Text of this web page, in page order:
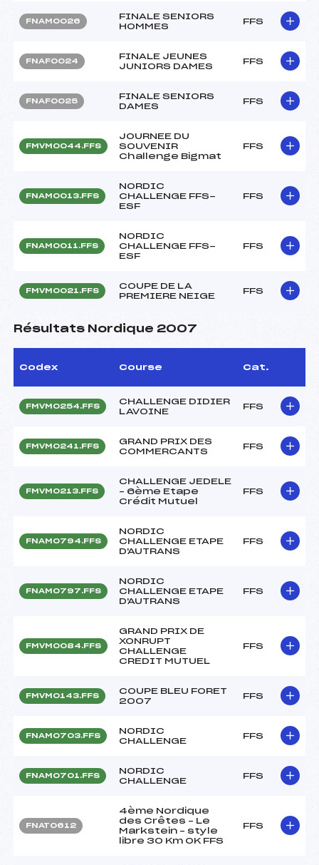
FNAM0026
FINALE SENIORS
HOMMES
FFS
FNAF0024
FINALE JEUNES
JUNIORS DAMES
FFS
FNAF0025
FINALE SENIORS
DAMES
FFS
FMVM0044.FFS
JOURNEE DU
SOUVENIR
Challenge Bigmat
FFS
FNAM0013.FFS
NORDIC
CHALLENGE FFS-
ESF
FFS
FNAM0011.FFS
NORDIC
CHALLENGE FFS-
ESF
FFS
FMVM0021.FFS
COUPE DE LA
PREMIERE NEIGE
FFS
Résultats Nordique 2007
Codex Course Cat.
FMVM0254.FFS
CHALLENGE DIDIER
LAVOINE
FFS
FMVM0241.FFS
GRAND PRIX DES
COMMERCANTS
FFS
FMVM0213.FFS
CHALLENGE JEDELE
– 6ème Etape
Crédit Mutuel
FFS
FNAM0794.FFS
NORDIC
CHALLENGE ETAPE
D'AUTRANS
FFS
FNAM0797.FFS
NORDIC
CHALLENGE ETAPE
D'AUTRANS
FFS
FMVM0084.FFS
GRAND PRIX DE
XONRUPT
CHALLENGE
CREDIT MUTUEL
FFS
FMVM0143.FFS
COUPE BLEU FORET
2007
FFS
FNAM0703.FFS
NORDIC
CHALLENGE
FFS
FNAM0701.FFS
NORDIC
CHALLENGE
FFS
FNAT0612
4ème Nordique
des Crêtes – Le
Markstein – style
libre 30 Km OK FFS
FFS